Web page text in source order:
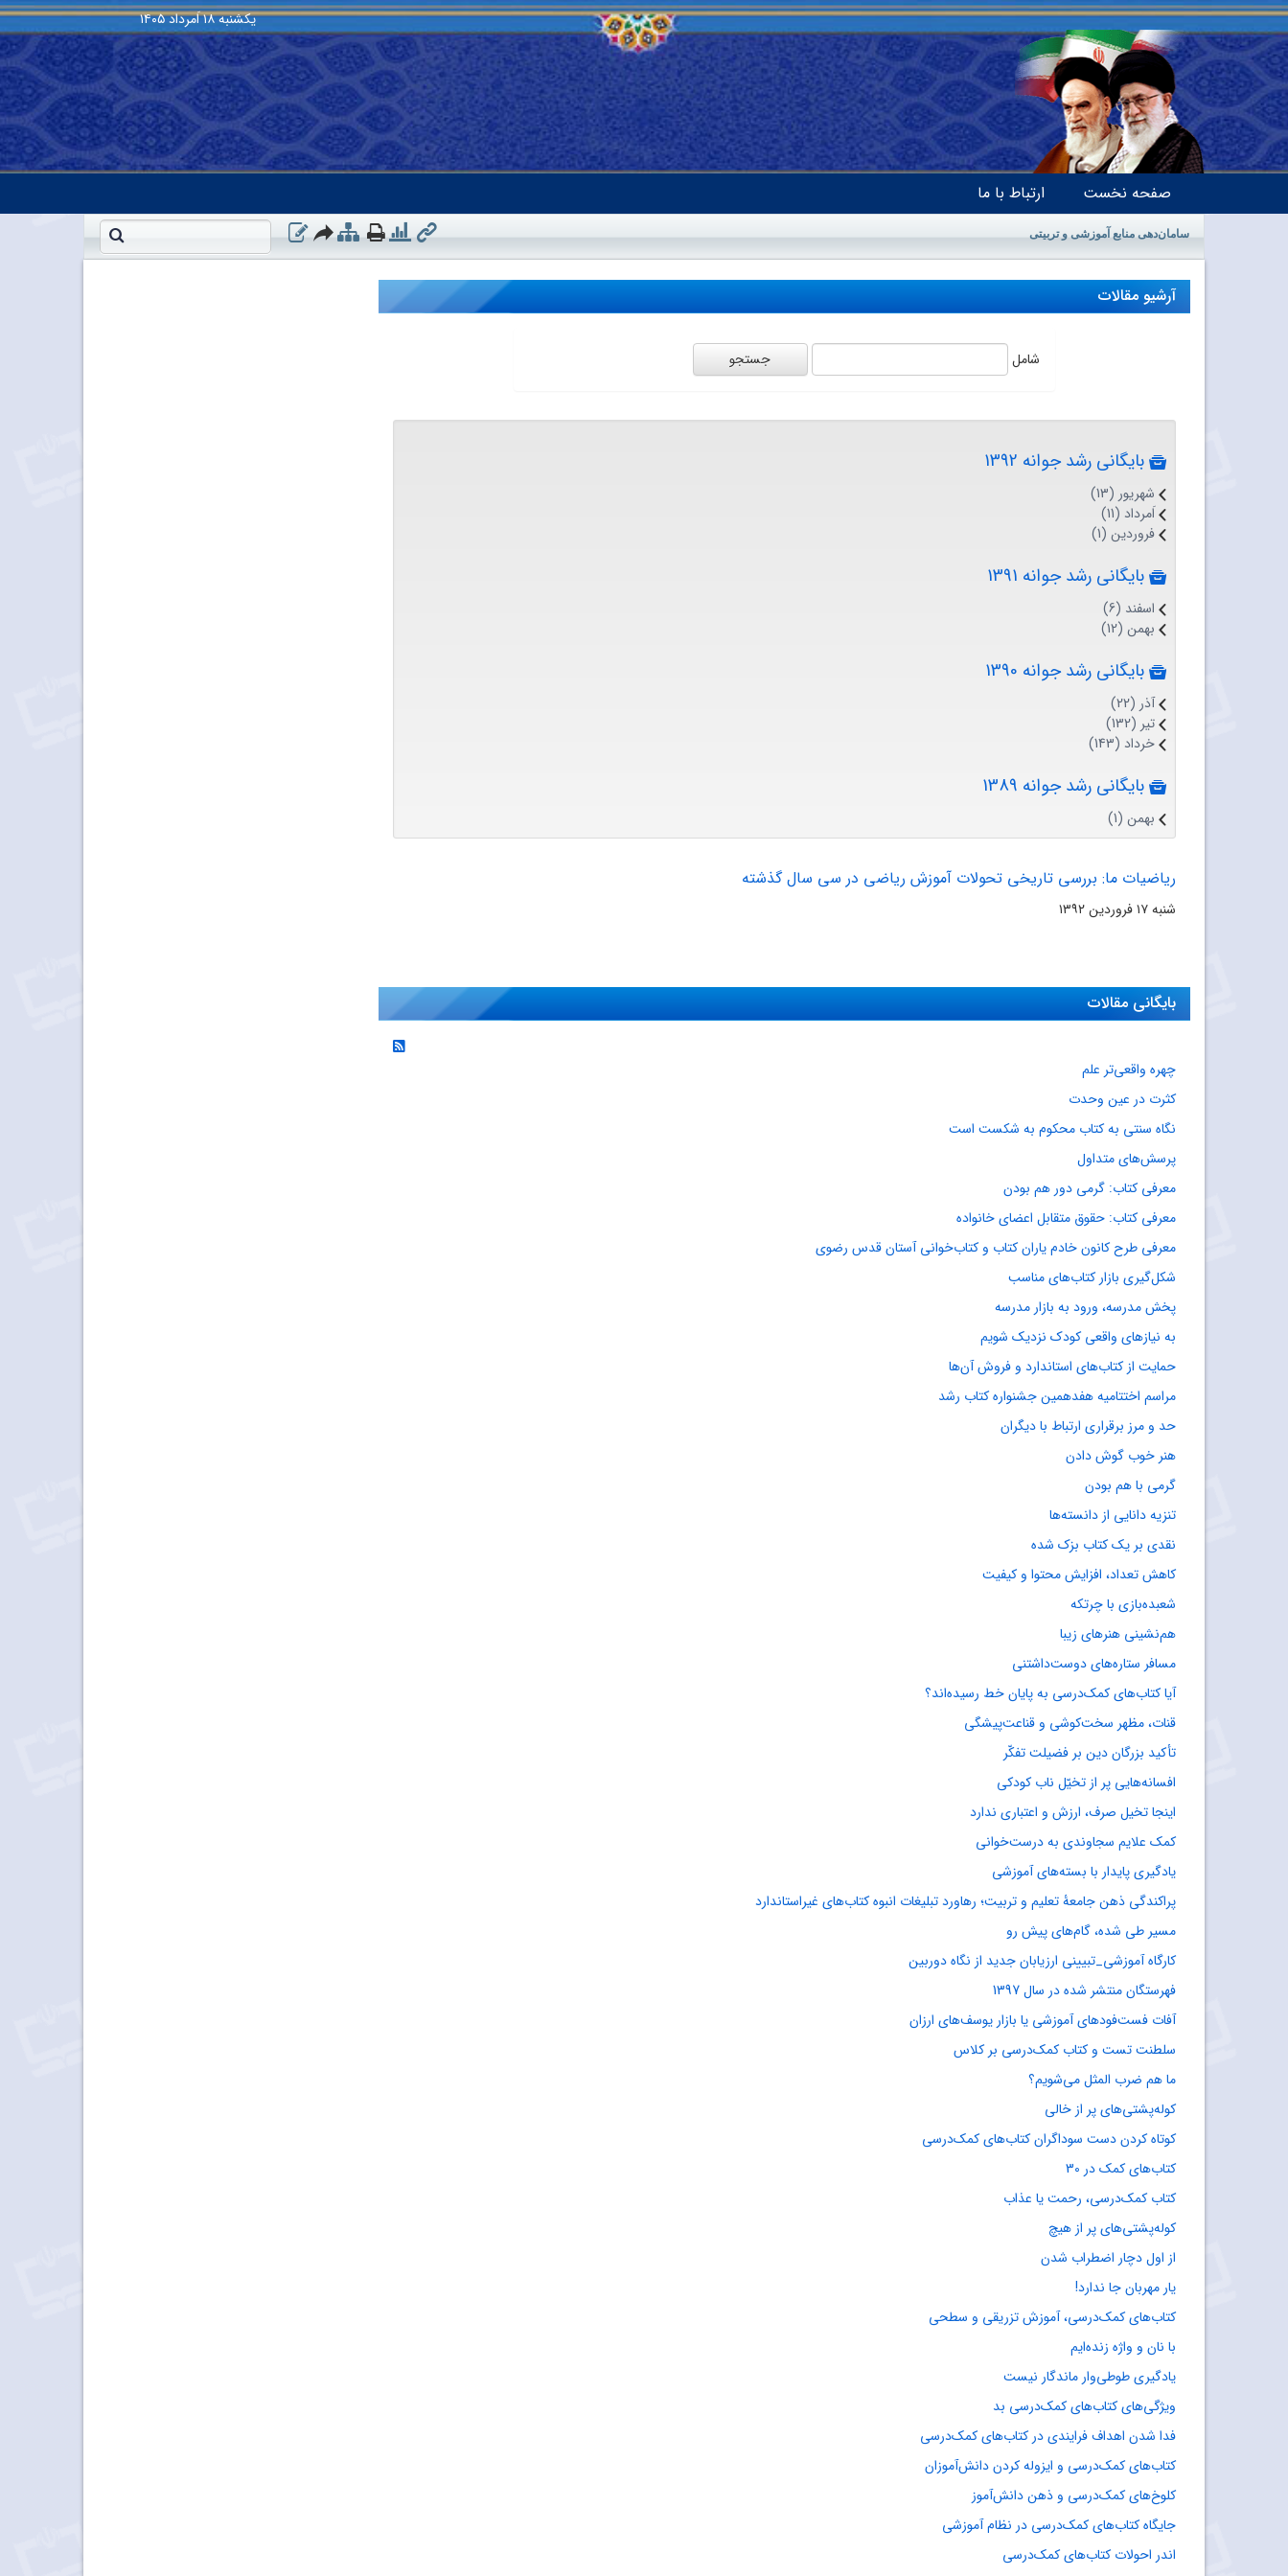
یکشنبه۱۸ اَمرداد ۱۴۰۵
صفحه نخست ارتباط با ما
سامان‌دهی منابع آموزشی و تربیتی
آرشیو مقالات
شامل
بایگانی رشد جوانه 1392
شهریور (13)
اَمرداد (11)
فروردین (1)
بایگانی رشد جوانه 1391
اسفند (6)
بهمن (12)
بایگانی رشد جوانه 1390
آذر (22)
تیر (132)
خرداد (143)
بایگانی رشد جوانه 1389
بهمن (1)
ریاضیات ما: بررسى تاریخى تحولات آموزش ریاضى در سى سال گذشته
شنبه ۱۷ فروردین ۱۳۹۲
بایگانی مقالات
چهره واقعی‌تر علم
کثرت در عین وحدت
نگاه سنتی به کتاب محکوم به شکست است
پرسش‌های متداول
معرفی کتاب: گرمی دور هم بودن
معرفی کتاب: حقوق متقابل اعضای خانواده
معرفی طرح کانون خادم یاران کتاب و کتاب‌خوانی آستان قدس رضوی
شکل‌گیری بازار کتاب‌های مناسب
پخش مدرسه، ورود به بازار مدرسه
به نیازهای واقعی کودک نزدیک شویم
حمایت از کتاب‌های استاندارد و فروش آن‌ها
مراسم اختتامیه هفدهمین جشنواره کتاب رشد
حد و مرز برقراری ارتباط با دیگران
هنر خوب گوش دادن
گرمی با هم بودن
تنزیه دانایی از دانسته‌ها
نقدی بر یک کتاب بزک شده
کاهش تعداد، افزایش محتوا و کیفیت
شعبده‌بازی با چرتکه
هم‌نشینی هنرهای زیبا
مسافر ستاره‌های دوست‌داشتنی
آیا کتاب‌های کمک‌درسی به پایان خط رسیده‌اند؟
قنات، مظهر سخت‌کوشی و قناعت‌پیشگی
تأکید بزرگان دین بر فضیلت تفکّر
افسانه‌هایی پر از تخیّل ناب کودکی
اینجا تخیل صرف، ارزش و اعتباری ندارد
کمک علایم سجاوندی به درست‌خوانی
یادگیری پایدار با بسته‌های آموزشی
پراکندگی ذهن جامعۀ تعلیم و تربیت؛ رهاورد تبلیغات انبوه کتاب‌های غیراستاندارد
مسیر طی شده، گام‌های پیش رو
کارگاه آموزشی_تبیینی ارزیابان جدید از نگاه دوربین
فهرستگان منتشر شده در سال 1397
آفات فست‌فودهای آموزشی یا بازار یوسف‌های ارزان
سلطنت تست و کتاب کمک‌درسی بر کلاس
ما هم ضرب المثل می‌شویم؟
کوله‌پشتی‌های پر از خالی
کوتاه کردن دست سوداگران کتاب‌های کمک‌درسی
کتاب‌های کمک‌ در 30
کتاب کمک‌درسی، رحمت یا عذاب
کوله‌پشتی‌های پر از هیچ
از اول دچار اضطراب شدن
یار مهربان جا ندارد!
کتاب‌های کمک‌درسی، آموزش تزریقی و سطحی
با نان و واژه زنده‌ایم
یادگیری طوطی‌وار ماندگار نیست
ویژگی‌های کتاب‌های کمک‌درسی بد
فدا شدن اهداف فرایندی در کتاب‌های کمک‌درسی
کتاب‌های کمک‌درسی و ایزوله کردن دانش‌آموزان
کلوخ‌های کمک‌درسی و ذهن دانش‌آموز
جایگاه کتاب‌های کمک‌درسی در نظام آموزشی
اندر احولات کتاب‌های کمک‌درسی